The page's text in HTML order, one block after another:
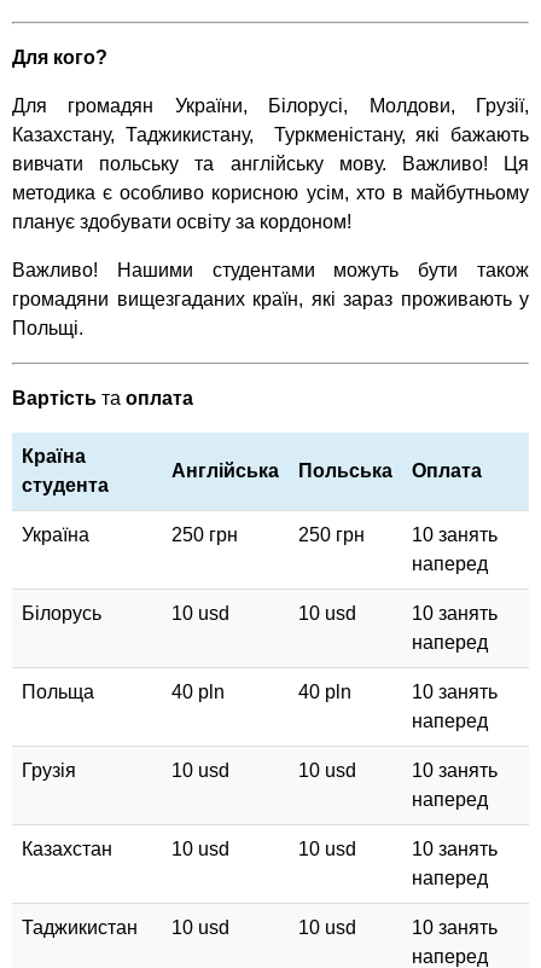
Для кого?
Для громадян України, Білорусі, Молдови, Грузії,
Казахстану, Таджикистану, Туркменістану, які бажають
вивчати польську та англійську мову. Важливо! Ця
методика є особливо корисною усім, хто в майбутньому
планує здобувати освіту за кордоном!
Важливо! Нашими студентами можуть бути також
громадяни вищезгаданих країн, які зараз проживають у
Польщі.
Вартість та оплата
Країна
студента
Англійська Польська Оплата
Україна 250 грн 250 грн
10 занять
наперед
Білорусь 10 usd 10 usd
10 занять
наперед
Польща 40 pln 40 pln
10 занять
наперед
Грузія 10 usd 10 usd
10 занять
наперед
Казахстан 10 usd 10 usd
10 занять
наперед
Таджикистан 10 usd 10 usd
10 занять
наперед